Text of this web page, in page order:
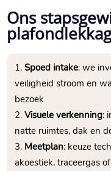
Ons
Spoed intake: we
veiligheid stroom en
bezoek
Visuele verkenning:
natte ruimtes, dak en
Meetplan: keuze
akoestiek, traceergas